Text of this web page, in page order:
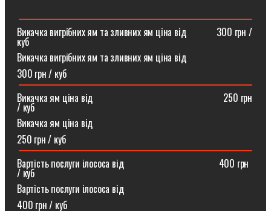
Викачка вигрібних ям та зливних ям ціна від ⠀⠀⠀⠀300 грн /
куб
Викачка вигрібних ям та зливних ям ціна від
300 грн / куб
Викачка ям ціна від ⠀⠀⠀⠀⠀⠀⠀⠀⠀⠀⠀⠀⠀⠀⠀⠀⠀⠀250 грн
/ куб
Викачка ям ціна від
250 грн / куб
Вартість послуги ілососа від ⠀⠀⠀⠀⠀⠀⠀⠀⠀⠀⠀⠀⠀400 грн
/ куб
Вартість послуги ілососа від
400 грн / куб